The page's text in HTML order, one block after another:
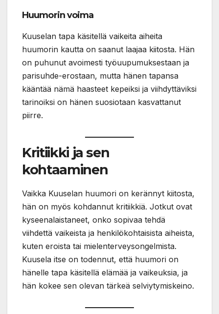
Huumorin voima
Kuuselan tapa käsitellä vaikeita aiheita
huumorin kautta on saanut laajaa kiitosta. Hän
on puhunut avoimesti työuupumuksestaan ja
parisuhde-erostaan, mutta hänen tapansa
kääntää nämä haasteet kepeiksi ja viihdyttäviksi
tarinoiksi on hänen suosiotaan kasvattanut
piirre.
Kritiikki ja sen
kohtaaminen
Vaikka Kuuselan huumori on kerännyt kiitosta,
hän on myös kohdannut kritiikkiä. Jotkut ovat
kyseenalaistaneet, onko sopivaa tehdä
viihdettä vaikeista ja henkilökohtaisista aiheista,
kuten eroista tai mielenterveysongelmista.
Kuusela itse on todennut, että huumori on
hänelle tapa käsitellä elämää ja vaikeuksia, ja
hän kokee sen olevan tärkeä selviytymiskeino.